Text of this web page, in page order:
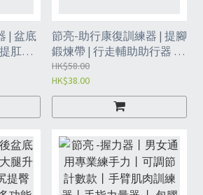
| 盆底
肛括
可調
煉器
）
節亮-助行康復訓練器 | 提腳
鍛煉帶 | 行走輔助助行器 |
行走康復訓練帶（JFI）
HK$58.00
HK$38.00